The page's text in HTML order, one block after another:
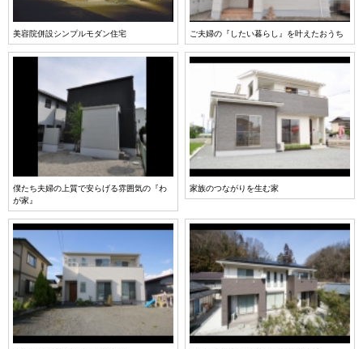
美容院併設シンプルモダン住宅 ご夫婦の『したい暮らし』を叶えたおうち
僕たち夫婦の上質で安らげる雰囲気の『わ
が家』
家族のつながりを生む家